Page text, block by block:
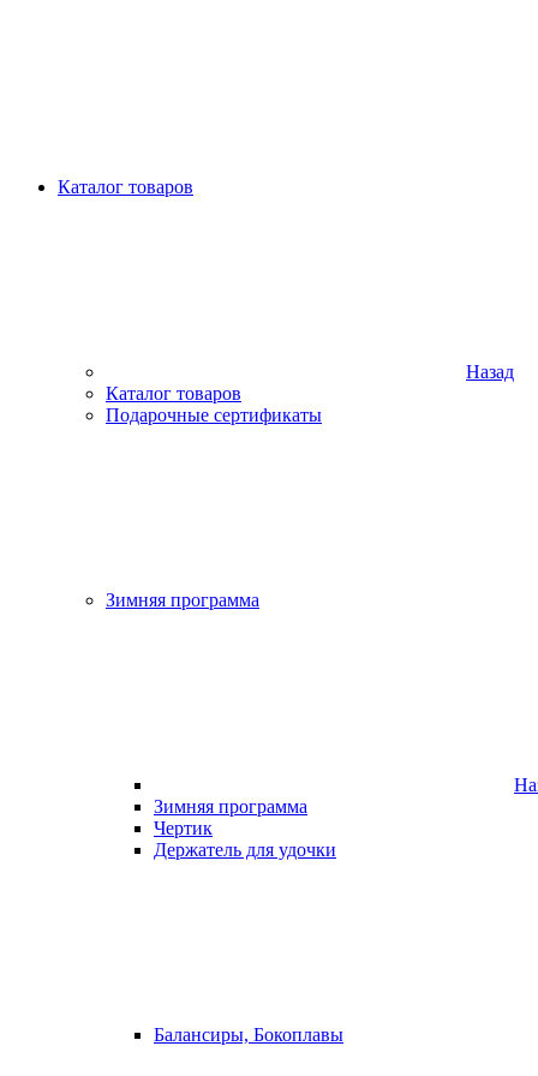
Каталог товаров
Назад
Каталог товаров
Подарочные сертификаты
Зимняя программа
Зимняя программа
Чертик
Держатель для удочки
Балансиры, Бокоплавы